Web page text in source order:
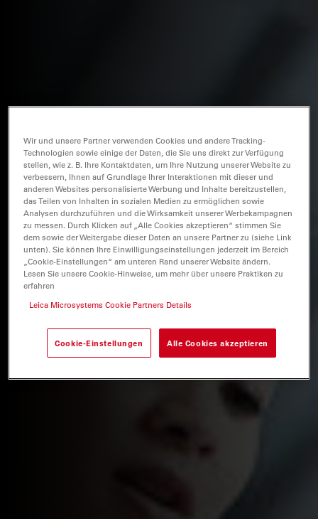
Wir und unsere Partner verwenden Cookies und andere Tracking-
Technologien sowie einige der Daten, die Sie uns direkt zur Verfügung
stellen, wie z. B. Ihre Kontaktdaten, um Ihre Nutzung unserer Website zu
verbessern, Ihnen auf Grundlage Ihrer Interaktionen mit dieser und
anderen Websites personalisierte Werbung und Inhalte bereitzustellen,
das Teilen von Inhalten in sozialen Medien zu ermöglichen sowie
Analysen durchzuführen und die Wirksamkeit unserer Werbekampagnen
zu messen. Durch Klicken auf „Alle Cookies akzeptieren“ stimmen Sie
dem sowie der Weitergabe dieser Daten an unsere Partner zu (siehe Link
unten). Sie können Ihre Einwilligungseinstellungen jederzeit im Bereich
„Cookie-Einstellungen“ am unteren Rand unserer Website ändern.
Lesen Sie unsere Cookie-Hinweise, um mehr über unsere Praktiken zu
erfahren
Leica Microsystems Cookie Partners Details
Cookie-Einstellungen Alle Cookies akzeptieren